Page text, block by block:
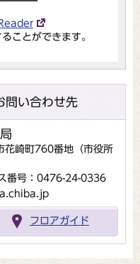
ことができます。
問い合わせ先
崎町760番地（市役所
番号：0476-24-0336
フロアガイド